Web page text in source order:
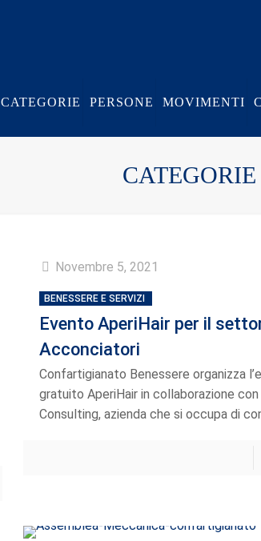
CATEGORIE PERSONE MOVIMENTI
CATEGORIE
Novembre 5, 2021
BENESSERE E SERVIZI
Evento AperiHair per il
Acconciatori
Confartigianato Benessere organizza
gratuito AperiHair in collaborazione con
Consulting, azienda che si occupa di